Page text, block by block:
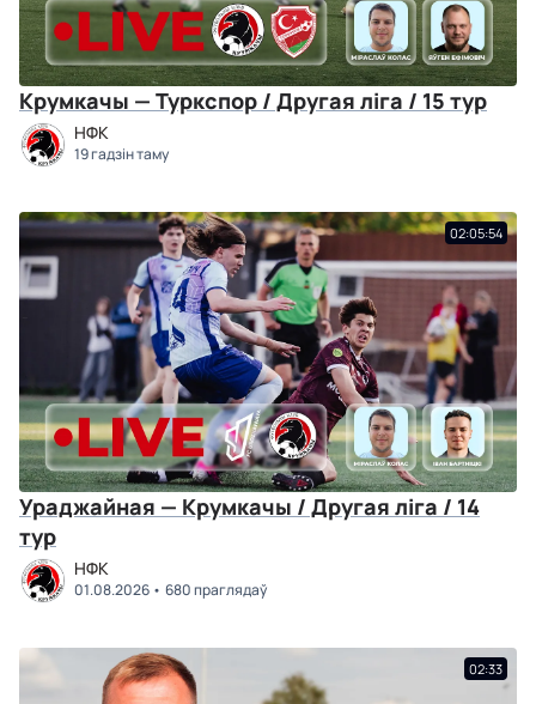
Крумкачы — Туркспор / Другая ліга / 15 тур
НФК
19 гадзін таму
02:05:54
Ураджайная — Крумкачы / Другая ліга / 14
тур
НФК
01.08.2026 680 праглядаў
02:33